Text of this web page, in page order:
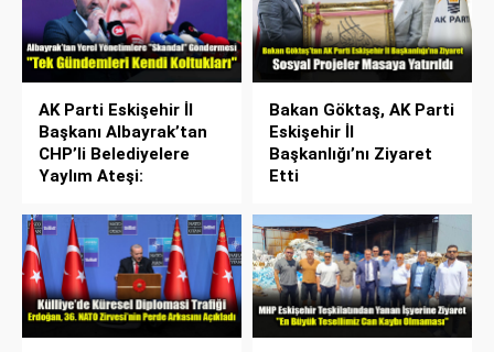
AK Parti Eskişehir İl
Başkanı Albayrak’tan
CHP’li Belediyelere
Yaylım Ateşi:
Bakan Göktaş, AK Parti
Eskişehir İl
Başkanlığı’nı Ziyaret
Etti